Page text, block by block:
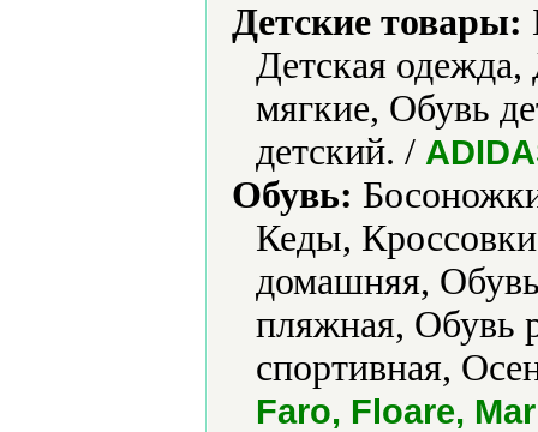
Детские товары:
Детская
мягкие, Обувь
детский. /
Обувь:
Кеды,
домашняя,
пляжная, Обувь
спортивная,
Faro, Floare,